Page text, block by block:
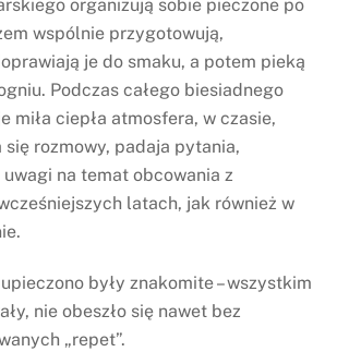
organizują sobie pieczone po
wspólnie przygotowują,
je do smaku, a potem pieką
Podczas całego biesiadnego
miła ciepła atmosfera, w czasie,
rozmowy, padaja pytania,
na temat obcowania z
latach, jak również w
były znakomite – wszystkim
nie obeszło się nawet bez
„repet”.